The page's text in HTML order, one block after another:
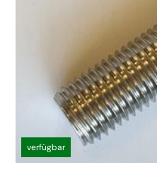
verfügbar